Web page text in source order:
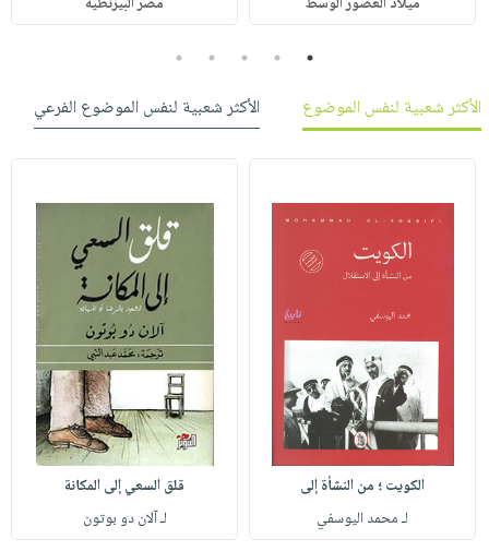
1
2
3
4
5
الأكثر شعبية لنفس الموضوع
الأكثر شعبية لنفس الموضوع الفرعي
الكويت ؛ من النشأة إلى
لـ محمد اليوسفي
قلق السعي إلى المكانة
لـ آلان دو بوتون